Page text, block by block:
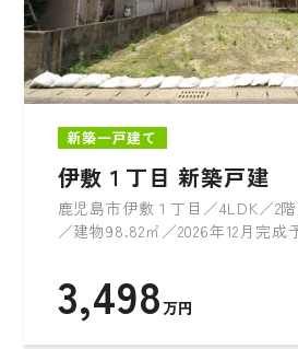
新築一戸建て
伊敷１丁目 新築戸建
鹿児島市伊敷１丁目／4LDK／2
／建物98.82㎡／2026年12月完成
3,498万円